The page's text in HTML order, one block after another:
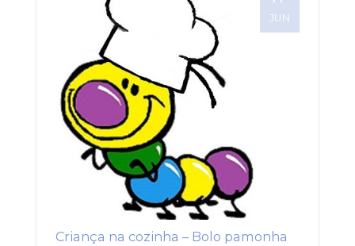
JUN
Criança na cozinha – Bolo pamonha